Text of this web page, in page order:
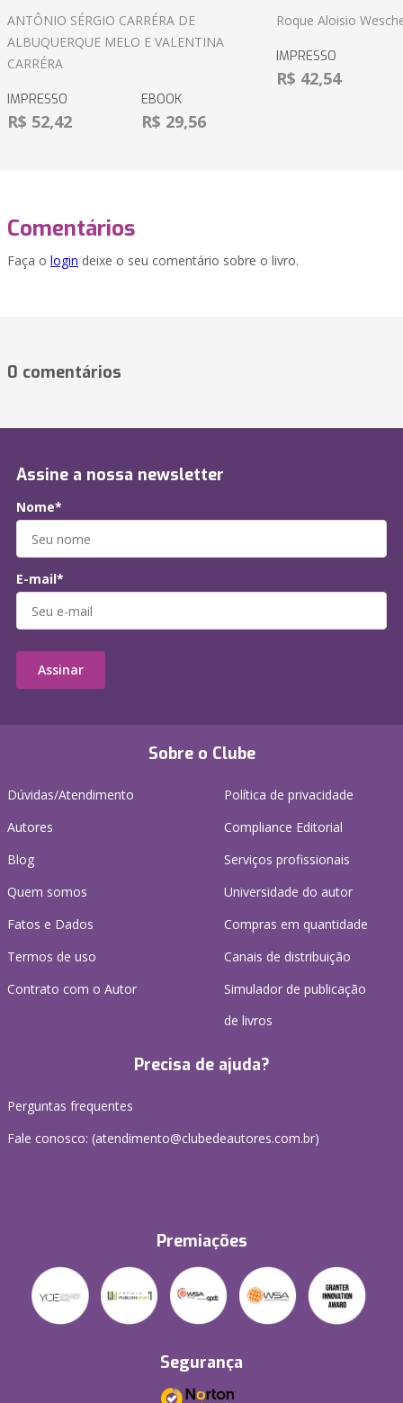
ANTÔNIO SÉRGIO CARRÉRA DE
ALBUQUERQUE MELO E VALENTINA
CARRÉRA
IMPRESSO
R$ 52,42
EBOOK
R$ 29,56
Roque Aloisio
IMPRESSO
R$ 42,54
Comentários
Faça o login deixe o seu comentário sobre o livro.
0 comentários
Sobre o Clube
Dúvidas/Atendimento
Autores
Blog
Quem somos
Fatos e Dados
Termos de uso
Contrato com o Autor
Política de privacidade
Compliance Editorial
Serviços profissionais
Universidade do autor
Compras em quantidade
Canais de distribuição
Simulador de publicação
de livros
Precisa de ajuda?
Perguntas frequentes
Fale conosco: (atendimento@clubedeautores.com.br)
Premiações
Segurança
Assine a nossa newsletter
Nome*
E-mail*
Assinar